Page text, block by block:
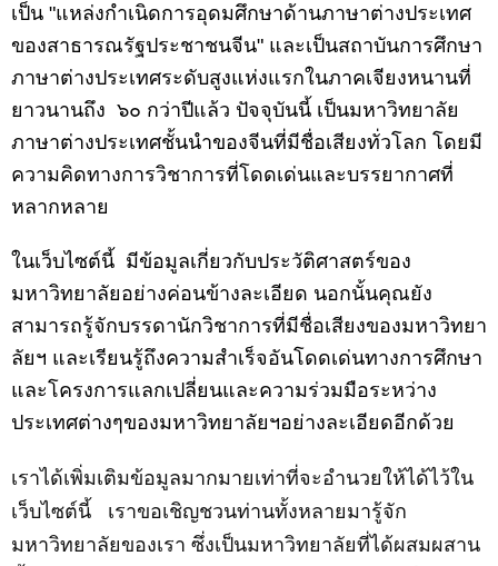
เป็น "แหล่งกำเนิดการอุดมศึกษาด้านภาษาต่างประเทศ
ของสาธารณรัฐประชาชนจีน" และเป็นสถาบันการศึกษา
ภาษาต่างประเทศระดับสูงแห่งแรกในภาคเจียงหนานที่
ยาวนานถึง ๖๐ กว่าปีแล้ว ปัจจุบันนี้ เป็นมหาวิทยาลัย
ภาษาต่างประเทศชั้นนำของจีนที่มีชื่อเสียงทั่วโลก โดยมี
ความคิดทางการวิชาการที่โดดเด่นและบรรยากาศที่
หลากหลาย
ในเว็บไซต์นี้ มีข้อมูลเกี่ยวกับประวัติศาสตร์ของ
มหาวิทยาลัยอย่างค่อนข้างละเอียด นอกนั้นคุณยัง
สามารถรู้จักบรรดานักวิชาการที่มีชื่อเสียงของมหาวิทยา
ลัยฯ และเรียนรู้ถึงความสำเร็จอันโดดเด่นทางการศึกษา
และโครงการแลกเปลี่ยนและความร่วมมือระหว่าง
ประเทศต่างๆของมหาวิทยาลัยฯอย่างละเอียดอีกด้วย
เราได้เพิ่มเติมข้อมูลมากมายเท่าที่จะอำนวยให้ได้ไว้ใน
เว็บไซต์นี้
เราขอเชิญชวนท่านทั้งหลายมารู้จัก
มหาวิทยาลัยของเรา ซึ่งเป็นมหาวิทยาลัยที่ได้ผสมผสาน